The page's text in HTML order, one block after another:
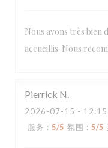
Nous avons très bien
accueillis. Nous
Pierrick N
2026-07-15 -
服务 : 5/5 氛围 : 5/5